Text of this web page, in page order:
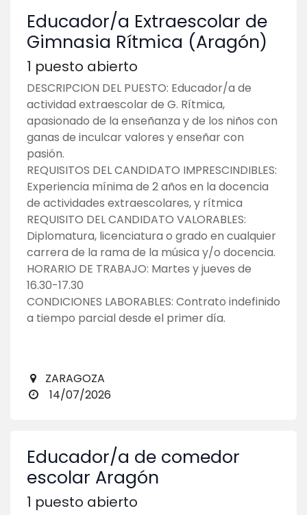
Educador/a Extraescolar de
Gimnasia Rítmica (Aragón)
1 puesto abierto
DESCRIPCION DEL PUESTO: Educador/a de
actividad extraescolar de G. Rítmica,
apasionado de la enseñanza y de los niños con
ganas de inculcar valores y enseñar con
pasión.
REQUISITOS DEL CANDIDATO IMPRESCINDIBLES:
Experiencia mínima de 2 años en la docencia
de actividades extraescolares, y rítmica
REQUISITO DEL CANDIDATO VALORABLES:
Diplomatura, licenciatura o grado en cualquier
carrera de la rama de la música y/o docencia.
HORARIO DE TRABAJO: Martes y jueves de
16.30-17.30
CONDICIONES LABORABLES: Contrato indefinido
a tiempo parcial desde el primer día.
ZARAGOZA
14/07/2026
Educador/a de comedor
escolar Aragón
1 puesto abierto